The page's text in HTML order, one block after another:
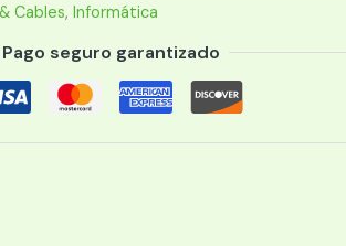
Cables, Informática
Pago seguro garantizado